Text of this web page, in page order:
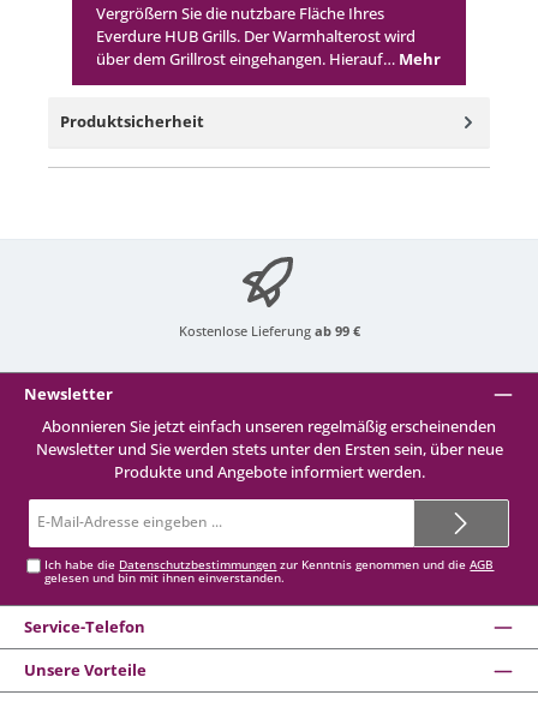
Vergrößern Sie die nutzbare Fläche Ihres
Everdure HUB Grills. Der Warmhalterost wird
über dem Grillrost eingehangen. Hierauf… Mehr
Produktsicherheit
Kostenlose Lieferung ab 99 €
Newsletter
Abonnieren Sie jetzt einfach unseren regelmäßig erscheinenden
Newsletter und Sie werden stets unter den Ersten sein, über neue
Produkte und Angebote informiert werden.
Mail-
Ich habe die Datenschutzbestimmungen zur Kenntnis genommen und dieAGB
gelesen und bin mit ihnen einverstanden.
Service-Telefon
Unsere Vorteile